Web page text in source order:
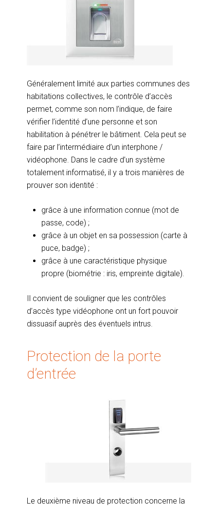
Généralement limité aux parties communes des
habitations collectives, le contrôle d’accès
permet, comme son nom l’indique, de faire
vérifier l’identité d’une personne et son
habilitation à pénétrer le bâtiment. Cela peut se
faire par l’intermédiaire d’un interphone /
vidéophone. Dans le cadre d’un système
totalement informatisé, il y a trois manières de
prouver son identité :
grâce à une information connue (mot de
passe, code) ;
grâce à un objet en sa possession (carte à
puce, badge) ;
grâce à une caractéristique physique
propre (biométrie : iris, empreinte digitale).
Il convient de souligner que les contrôles
d’accès type vidéophone ont un fort pouvoir
dissuasif auprès des éventuels intrus.
Protection de la porte
d’entrée
Le deuxième niveau de protection concerne la